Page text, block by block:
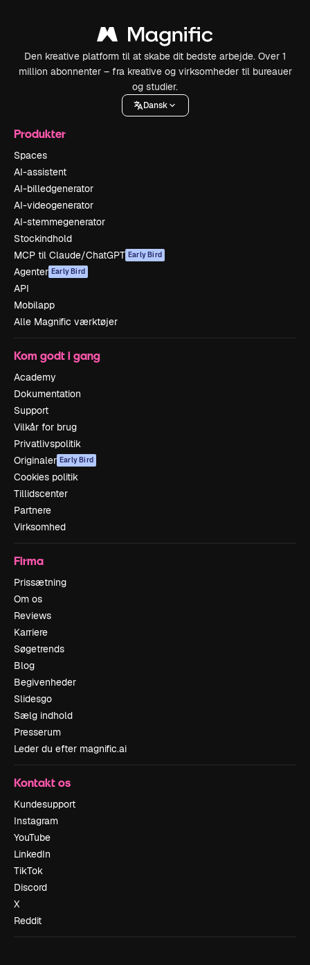
Den kreative platform til at skabe dit bedste arbejde. Over 1
million abonnenter – fra kreative og virksomheder til bureauer
og studier.
Dansk
Produkter
Spaces
AI-assistent
AI-billedgenerator
AI-videogenerator
AI-stemmegenerator
Stockindhold
MCP til Claude/ChatGPT Early Bird
Agenter Early Bird
API
Mobilapp
Alle Magnific værktøjer
Kom godt i gang
Academy
Dokumentation
Support
Vilkår for brug
Privatlivspolitik
Originaler Early Bird
Cookies politik
Tillidscenter
Partnere
Virksomhed
Firma
Prissætning
Om os
Reviews
Karriere
Søgetrends
Blog
Begivenheder
Slidesgo
Sælg indhold
Presserum
Leder du efter magnific.ai
Kontakt os
Kundesupport
Instagram
YouTube
LinkedIn
TikTok
Discord
X
Reddit